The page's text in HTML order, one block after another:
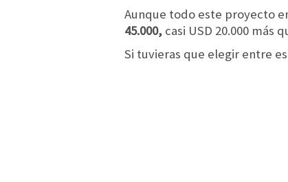
Aunque todo este proyecto
45.000, casi USD 20.000 más
Si tuvieras que elegir entre